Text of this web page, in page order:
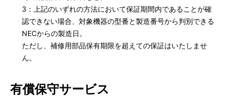
3：上記のいずれの方法において保証期間内であることが確
認できない場合、対象機器の型番と製造番号から判別できる
NECからの製造日。
ただし、補修用部品保有期限を超えての保証はいたしませ
ん。
有償保守サービス